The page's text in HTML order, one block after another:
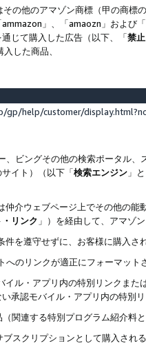
の他のアマゾン商標（甲の商
」、「amaozn」および
じて購入した広告（以下、「禁
した商品、
gp/help/customer/
、ビングその他の検索ポータル
イト）（以下「検索エンジン 」
仲介ウェブページ上でその他の
・リンク 」）を経由して、アマゾ
を遵守せずに、お客様に購入さ
へのリンクが適正にフォーマッ
イル・アプリ内の特別リンクま
承認モバイル・アプリ内の特別
関連する特別プログラム紹介料
スクリプションとして購入され